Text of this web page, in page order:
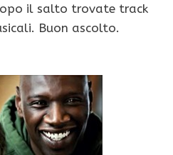
il salto trovate track
Buon ascolto.